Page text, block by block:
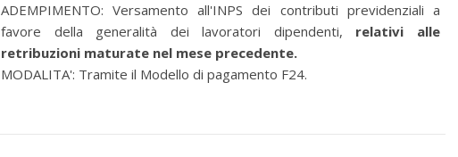
ADEMPIMENTO: Versamento all'INPS dei contributi previdenziali a
favore della generalità dei lavoratori dipendenti, relativi alle
retribuzioni maturate nel mese precedente.
MODALITA': Tramite il Modello di pagamento F24.